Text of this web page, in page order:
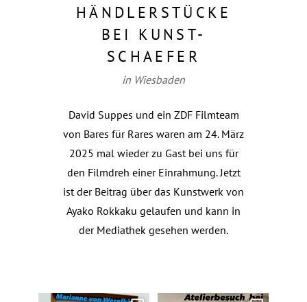
HÄNDLERSTÜCKE
BEI KUNST-
SCHAEFER
in Wiesbaden
David Suppes und ein ZDF Filmteam
von Bares für Rares waren am 24. März
2025 mal wieder zu Gast bei uns für
den Filmdreh einer Einrahmung. Jetzt
ist der Beitrag über das Kunstwerk von
Ayako Rokkaku gelaufen und kann in
der Mediathek gesehen werden.